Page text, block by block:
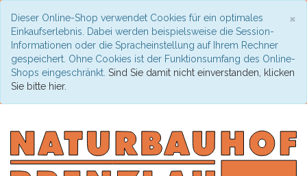
×
Dieser Online-Shop verwendet Cookies für ein optimales
Einkaufserlebnis. Dabei werden beispielsweise die Session-
Informationen oder die Spracheinstellung auf Ihrem Rechner
gespeichert. Ohne Cookies ist der Funktionsumfang des Online-
Shops eingeschränkt. Sind Sie damit nicht einverstanden, klicken
Sie bitte hier.